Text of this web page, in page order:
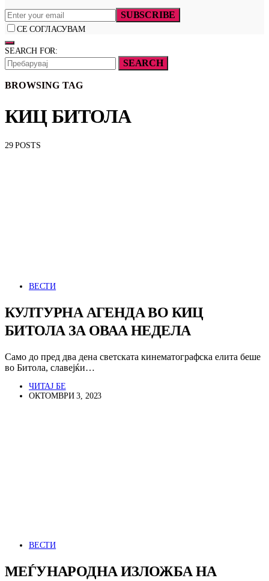
SUBSCRIBE
СЕ СОГЛАСУВАМ
SEARCH FOR:
SEARCH
BROWSING TAG
КИЦ БИТОЛА
29 POSTS
ВЕСТИ
КУЛТУРНА АГЕНДА ВО КИЦ
БИТОЛА ЗА ОВАА НЕДЕЛА
Само до пред два дена светската кинематографска елита беше
во Битола, славејќи…
ЧИТАЈ БЕ
ОКТОМВРИ 3, 2023
ВЕСТИ
МЕЃУНАРОДНА ИЗЛОЖБА НА